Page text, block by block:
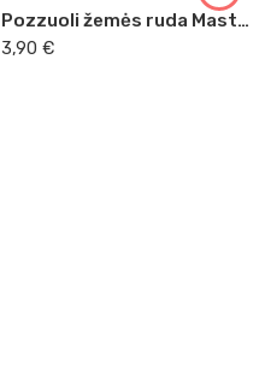
Pozzuoli žemės ruda Master Acrilic, 60ml (42)
3,90 €